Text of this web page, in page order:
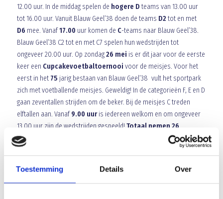
Toestemming Details Over
12.00 uur. In de middag spelen de hogere D teams van 13.00 uur
tot 16.00 uur. Vanuit Blauw Geel’38 doen de teams D2 tot en met
D6 mee. Vanaf17.00 uur komen de C-teams naar Blauw Geel’38.
Blauw Geel’38 C2 tot en met C7 spelen hun wedstrijden tot
ongeveer 20.00 uur. Op zondag26 mei is er dit jaar voor de eerste
keer een Cupcakevoetbaltoernooi voor de meisjes. Voor het
eerst in het 75 jarig bestaan van Blauw Geel’38 vult het sportpark
zich met voetballende meisjes. Geweldig! In de categorieën F, E en D
gaan zeventallen strijden om de beker. Bij de meisjes C treden
elftallen aan. Vanaf9.00 uuris iedereen welkom en om ongeveer
13.00 uur zijn de wedstrijden gespeeld! Totaal nemen 26
meisjesteams deel aan dit toernooi, waarbij we dus
ongeveer 300 meisjes zullen verwelkomen.
toernooicommissie, evenals poule indelingen. Publiek is natuurlijk
van harte welkom!De toernooicommissie